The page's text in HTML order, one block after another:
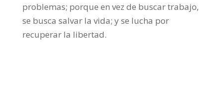
problemas; porque en vez de buscar trabajo,
se busca salvar la vida; y se lucha por
recuperar la libertad.